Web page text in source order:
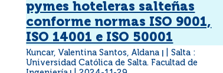
pymes hoteleras salteñas
conforme normas ISO 9001,
ISO 14001 e ISO 50001
Kuncar, Valentina Santos, Aldana
Salta :
Universidad Católica de Salta. Facultad de